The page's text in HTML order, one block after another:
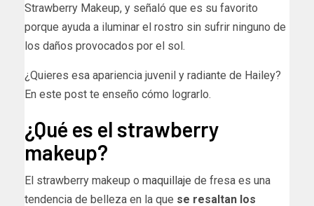
Strawberry Makeup, y señaló que es su favorito
porque ayuda a iluminar el rostro sin sufrir ninguno de
los daños provocados por el sol.
¿Quieres esa apariencia juvenil y radiante de Hailey?
En este post te enseño cómo lograrlo.
¿Qué es el strawberry
makeup?
El strawberry makeup o maquillaje de fresa es una
tendencia de belleza en la que se resaltan los